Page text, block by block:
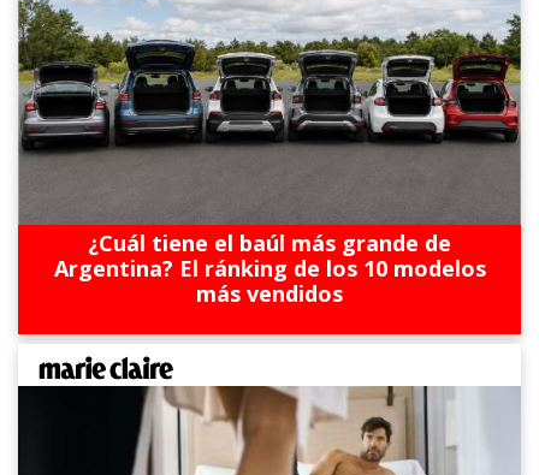
¿Cuál tiene el baúl más grande de
Argentina? El ránking de los 10 modelos
más vendidos